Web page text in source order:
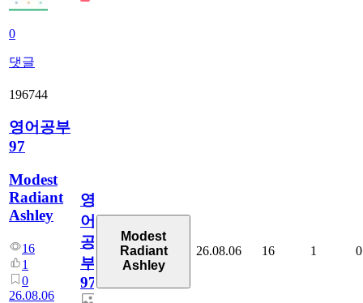
0
댓글
196744
영어공부
97
Modest
Radiant
Ashley
16
1
0
26.08.06
영
어
공
부
97
Modest
Radiant
Ashley
26.08.06 16 1 0